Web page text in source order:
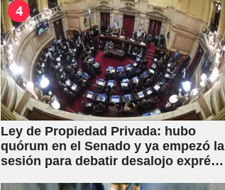
4
Ley de Propiedad Privada: hubo
quórum en el Senado y ya empezó la
sesión para debatir desalojo exprés